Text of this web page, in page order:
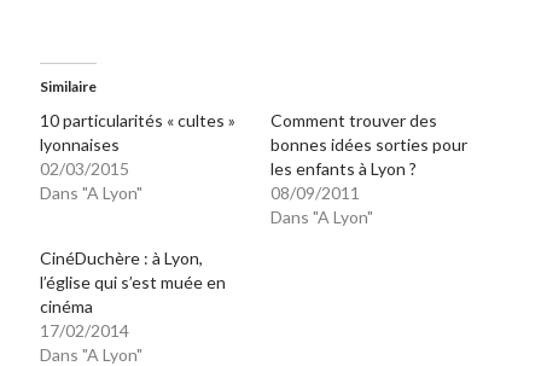
Similaire
10 particularités « cultes »
lyonnaises
02/03/2015
Dans "A Lyon"
Comment trouver des
bonnes idées sorties pour
les enfants à Lyon ?
08/09/2011
Dans "A Lyon"
CinéDuchère : à Lyon,
l’église qui s’est muée en
cinéma
17/02/2014
Dans "A Lyon"